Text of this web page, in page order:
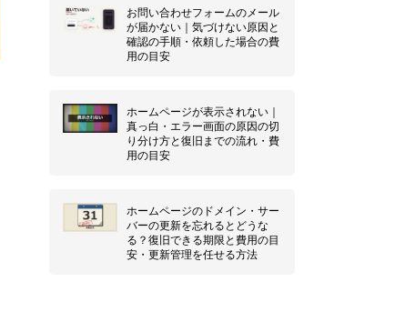
お問い合わせフォームのメール
が届かない｜気づけない原因と
確認の手順・依頼した場合の費
用の目安
ホームページが表示されない｜
真っ白・エラー画面の原因の切
り分け方と復旧までの流れ・費
用の目安
ホームページのドメイン・サー
バーの更新を忘れるとどうな
る？復旧できる期限と費用の目
安・更新管理を任せる方法